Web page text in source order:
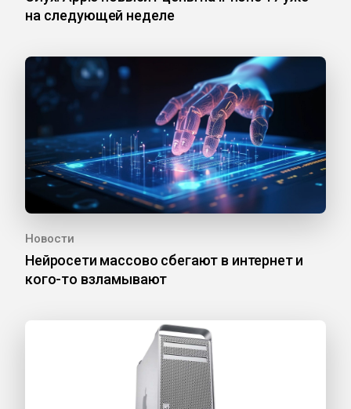
на следующей неделе
Новости
Нейросети массово сбегают в интернет и
кого-то взламывают